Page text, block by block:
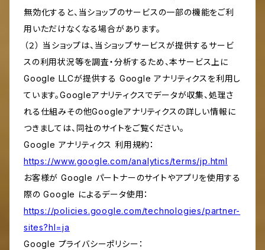
無効化すると、当ショップのサービスの一部の機能をご利
用いただけなくなる場合があります。
（２） 当ショップは、当ショップサービスが提供するサービ
スの利用状況等を調査・分析するため、本サービス上に
Google LLCが提供する Google アナリティクスを利用し
ています。Googleアナリティクスでデータが収集、処理さ
れる仕組みその他Googleアナリティクスの詳しい情報に
つきましては、同社のサイトをご覧ください。
Google アナリティクス 利用規約：
https://www.google.com/analytics/terms/jp.html
お客様が Google パートナーのサイトやアプリを使用する
際の Google によるデータ使用：
https://policies.google.com/technologies/partner-
sites?hl=ja
Google プライバシーポリシー：